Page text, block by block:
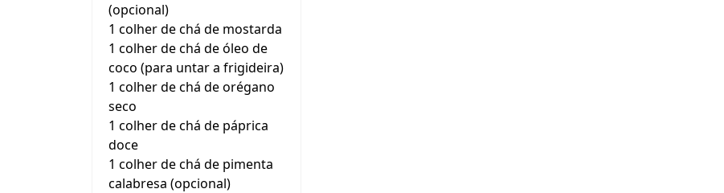
(opcional)
1 colher de chá de mostarda
1 colher de chá de óleo de
coco (para untar a frigideira)
1 colher de chá de orégano
seco
1 colher de chá de páprica
doce
1 colher de chá de pimenta
calabresa (opcional)